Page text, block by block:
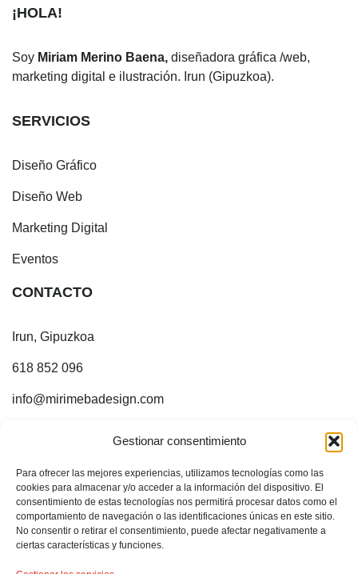
Gestionar consentimiento
Para ofrecer las mejores experiencias, utilizamos tecnologías como las
cookies para almacenar y/o acceder a la información del dispositivo. El
consentimiento de estas tecnologías nos permitirá procesar datos como el
comportamiento de navegación o las identificaciones únicas en este sitio.
No consentir o retirar el consentimiento, puede afectar negativamente a
ciertas características y funciones.
¡HOLA!
Soy Miriam Merino Baena, diseñadora gráfica /web,
marketing digital e ilustración. Irun (Gipuzkoa).
SERVICIOS
Diseño Gráfico
Diseño Web
Marketing Digital
Eventos
CONTACTO
Irun, Gipuzkoa
618 852 096
info@mirimebadesign.com
¡ESTOY EN INTERNET!
Sígueme en: